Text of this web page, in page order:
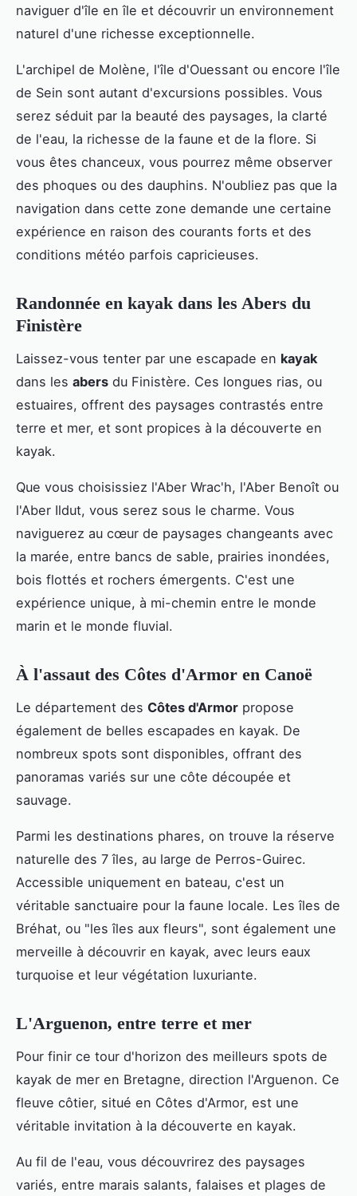
naviguer d'île en île et découvrir un environnement
naturel d'une richesse exceptionnelle.
L'archipel de Molène, l'île d'Ouessant ou encore l'île
de Sein sont autant d'excursions possibles. Vous
serez séduit par la beauté des paysages, la clarté
de l'eau, la richesse de la faune et de la flore. Si
vous êtes chanceux, vous pourrez même observer
des phoques ou des dauphins. N'oubliez pas que la
navigation dans cette zone demande une certaine
expérience en raison des courants forts et des
conditions météo parfois capricieuses.
Randonnée en kayak dans les Abers du
Finistère
Laissez-vous tenter par une escapade en kayak
dans les abers du Finistère. Ces longues rias, ou
estuaires, offrent des paysages contrastés entre
terre et mer, et sont propices à la découverte en
kayak.
Que vous choisissiez l'Aber Wrac'h, l'Aber Benoît ou
l'Aber Ildut, vous serez sous le charme. Vous
naviguerez au cœur de paysages changeants avec
la marée, entre bancs de sable, prairies inondées,
bois flottés et rochers émergents. C'est une
expérience unique, à mi-chemin entre le monde
marin et le monde fluvial.
À l'assaut des Côtes d'Armor en Canoë
Le département des Côtes d'Armor propose
également de belles escapades en kayak. De
nombreux spots sont disponibles, offrant des
panoramas variés sur une côte découpée et
sauvage.
Parmi les destinations phares, on trouve la réserve
naturelle des 7 îles, au large de Perros-Guirec.
Accessible uniquement en bateau, c'est un
véritable sanctuaire pour la faune locale. Les îles de
Bréhat, ou "les îles aux fleurs", sont également une
merveille à découvrir en kayak, avec leurs eaux
turquoise et leur végétation luxuriante.
L'Arguenon, entre terre et mer
Pour finir ce tour d'horizon des meilleurs spots de
kayak de mer en Bretagne, direction l'Arguenon. Ce
fleuve côtier, situé en Côtes d'Armor, est une
véritable invitation à la découverte en kayak.
Au fil de l'eau, vous découvrirez des paysages
variés, entre marais salants, falaises et plages de